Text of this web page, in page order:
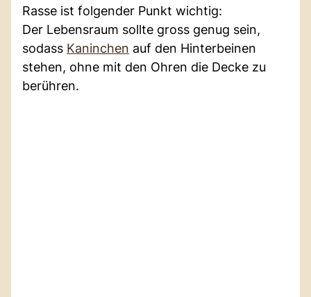
Rasse ist folgender Punkt wichtig:
Der Lebensraum sollte gross genug sein,
sodass Kaninchen auf den Hinterbeinen
stehen, ohne mit den Ohren die Decke zu
berühren.